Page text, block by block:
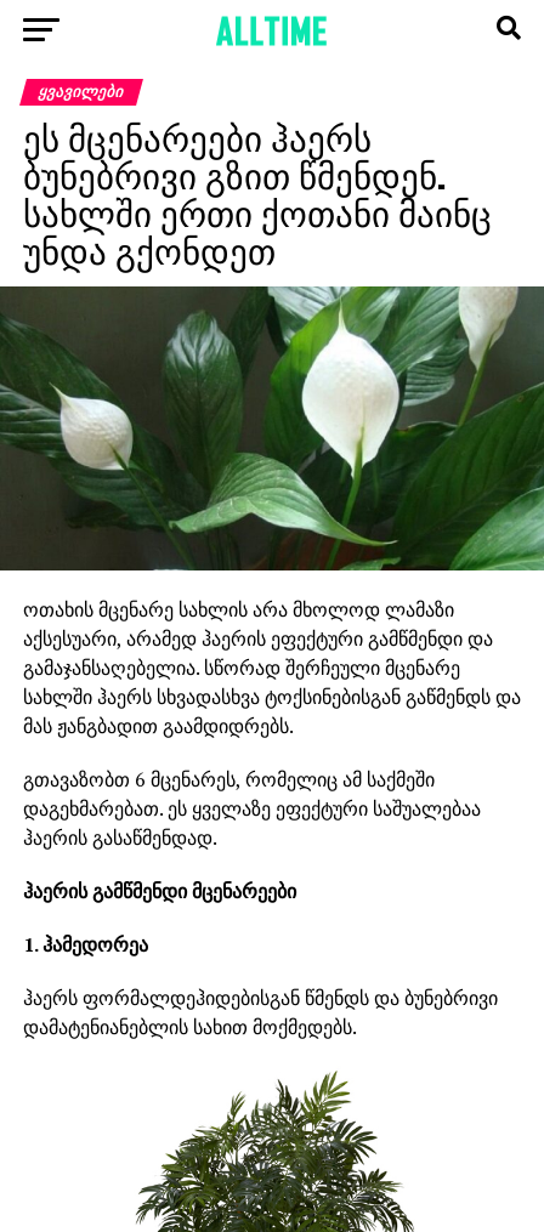
ᲧᲕᲐᲕᲘᲚᲔᲑᲘ
ეს მცენარეები ჰაერს
ბუნებრივი გზით წმენდენ.
სახლში ერთი ქოთანი მაინც
უნდა გქონდეთ
ოთახის მცენარე სახლის არა მხოლოდ ლამაზი
აქსესუარი, არამედ ჰაერის ეფექტური გამწმენდი და
გამაჯანსაღებელია. სწორად შერჩეული მცენარე
სახლში ჰაერს სხვადასხვა ტოქსინებისგან გაწმენდს და
მას ჟანგბადით გაამდიდრებს.
გთავაზობთ 6 მცენარეს, რომელიც ამ საქმეში
დაგეხმარებათ. ეს ყველაზე ეფექტური საშუალებაა
ჰაერის გასაწმენდად.
ჰაერის გამწმენდი მცენარეები
1. ჰამედორეა
ჰაერს ფორმალდეჰიდებისგან წმენდს და ბუნებრივი
დამატენიანებლის სახით მოქმედებს.